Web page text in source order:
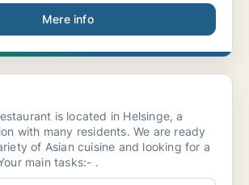
Mere info
is located in Helsinge, a
with many residents. We are ready
of Asian cuisine and looking for a
main tasks:- .